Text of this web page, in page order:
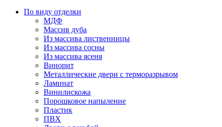
По виду отделки
МДФ
Массив дуба
Из массива лиственницы
Из массива сосны
Из массива ясеня
Винорит
Металлические двери с терморазрывом
Ламинат
Винилискожа
Порошковое напыление
Пластик
ПВХ